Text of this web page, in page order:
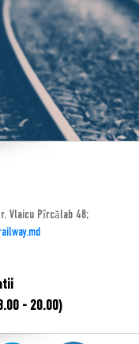
Vlaicu Pîrcălab 48;
- 20.00)